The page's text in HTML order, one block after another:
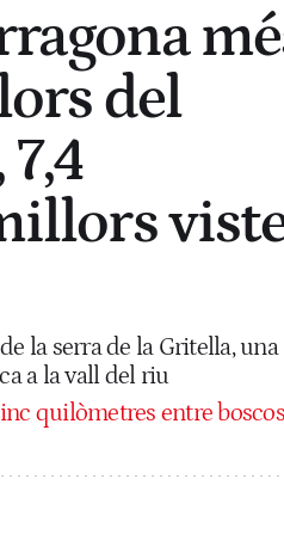
del
la serra de la Gritella, una
a la vall del riu
quilòmetres entre